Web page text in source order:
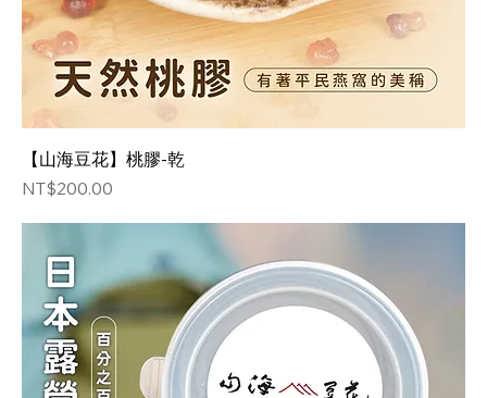
【山海豆花】桃膠-乾
価格
NT$200.00